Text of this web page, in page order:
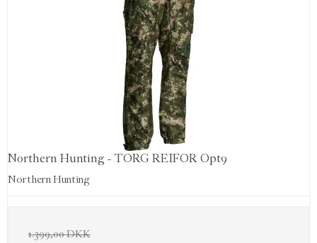
Northern Hunting - TORG REIFOR Opt9
Northern Hunting
1.399,00 DKK